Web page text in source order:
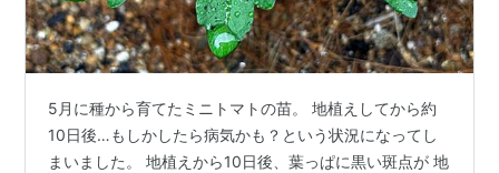
5月に種から育てたミニトマトの苗。 地植えしてから約
10日後…もしかしたら病気かも？という状況になってし
まいました。 地植えから10日後、葉っぱに黒い斑点が 地